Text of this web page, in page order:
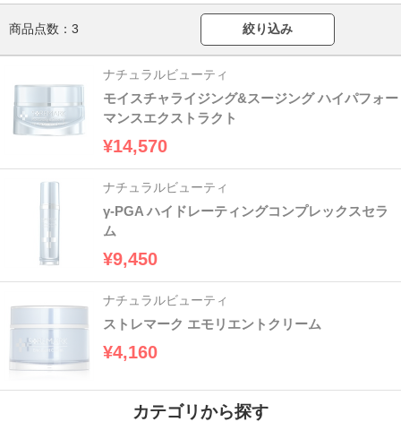
商品点数： 3 絞り込み
ナチュラルビューティ
モイスチャライジング&スージング ハイパフォー
マンスエクストラクト
¥14,570
ナチュラルビューティ
γ-PGA ハイドレーティングコンプレックスセラ
ム
¥9,450
ナチュラルビューティ
ストレマーク エモリエントクリーム
¥4,160
カテゴリから探す